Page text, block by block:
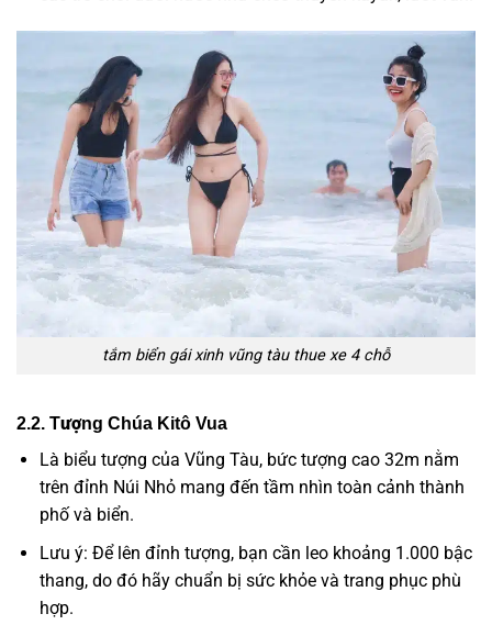
tắm biển gái xinh vũng tàu thue xe 4 chỗ
2.2. Tượng Chúa Kitô Vua
Là biểu tượng của Vũng Tàu, bức tượng cao 32m nằm
trên đỉnh Núi Nhỏ mang đến tầm nhìn toàn cảnh thành
phố và biển.
Lưu ý: Để lên đỉnh tượng, bạn cần leo khoảng 1.000 bậc
thang, do đó hãy chuẩn bị sức khỏe và trang phục phù
hợp.